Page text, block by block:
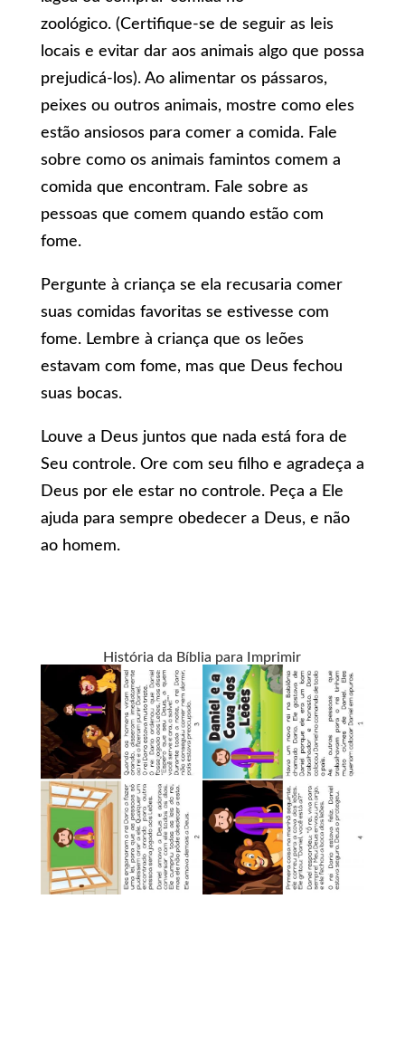
zoológico. (Certifique-se de seguir as leis
locais e evitar dar aos animais algo que possa
prejudicá-los). Ao alimentar os pássaros,
peixes ou outros animais, mostre como eles
estão ansiosos para comer a comida. Fale
sobre como os animais famintos comem a
comida que encontram. Fale sobre as
pessoas que comem quando estão com
fome.
Pergunte à criança se ela recusaria comer
suas comidas favoritas se estivesse com
fome. Lembre à criança que os leões
estavam com fome, mas que Deus fechou
suas bocas.
Louve a Deus juntos que nada está fora de
Seu controle. Ore com seu filho e agradeça a
Deus por ele estar no controle. Peça a Ele
ajuda para sempre obedecer a Deus, e não
ao homem.
História da Bíblia para Imprimir